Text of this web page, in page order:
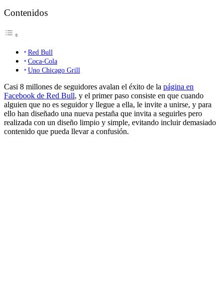
Contenidos
Red Bull
Coca-Cola
Uno Chicago Grill
Casi 8 millones de seguidores avalan el éxito de la página en
Facebook de Red Bull, y el primer paso consiste en que cuando
alguien que no es seguidor y llegue a ella, le invite a unirse, y para
ello han diseñado una nueva pestaña que invita a seguirles pero
realizada con un diseño limpio y simple, evitando incluir demasiado
contenido que pueda llevar a confusión.